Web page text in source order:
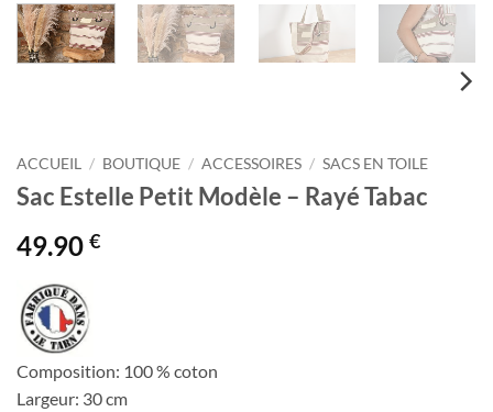
ACCUEIL / BOUTIQUE / ACCESSOIRES / SACS EN TOILE
Sac Estelle Petit Modèle – Rayé Tabac
49.90 €
Composition: 100 % coton
Largeur: 30 cm